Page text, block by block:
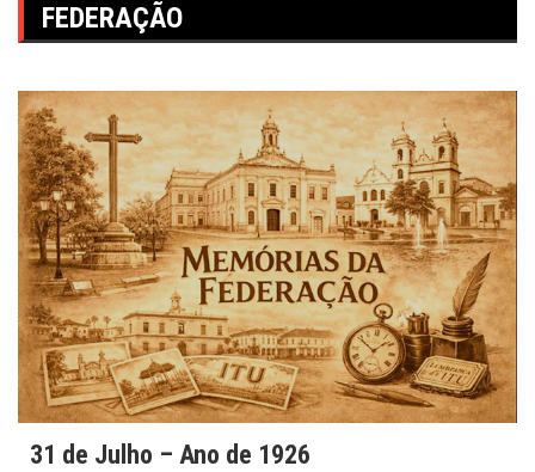
FEDERAÇÃO
31 de Julho – Ano de 1926